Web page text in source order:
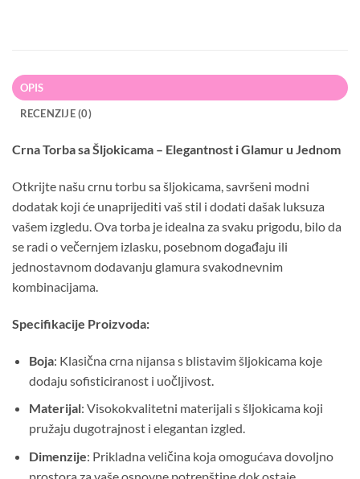
OPIS
RECENZIJE (0)
Crna Torba sa Šljokicama – Elegantnost i Glamur u Jednom
Otkrijte našu crnu torbu sa šljokicama, savršeni modni
dodatak koji će unaprijediti vaš stil i dodati dašak luksuza
vašem izgledu. Ova torba je idealna za svaku prigodu, bilo da
se radi o večernjem izlasku, posebnom događaju ili
jednostavnom dodavanju glamura svakodnevnim
kombinacijama.
Specifikacije Proizvoda:
Boja: Klasična crna nijansa s blistavim šljokicama koje
dodaju sofisticiranost i uočljivost.
Materijal: Visokokvalitetni materijali s šljokicama koji
pružaju dugotrajnost i elegantan izgled.
Dimenzije: Prikladna veličina koja omogućava dovoljno